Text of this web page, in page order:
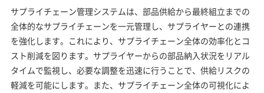
サプライチェーン管理システムは、部品供給から最終組立までの
全体的なサプライチェーンを一元管理し、サプライヤーとの連携
を強化します。これにより、サプライチェーン全体の効率化とコ
スト削減を図ります。サプライヤーからの部品納入状況をリアル
タイムで監視し、必要な調整を迅速に行うことで、供給リスクの
軽減を可能にします。また、サプライチェーン全体の可視化によ